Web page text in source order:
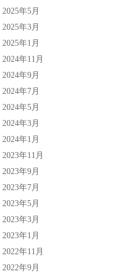
2025年5月
2025年3月
2025年1月
2024年11月
2024年9月
2024年7月
2024年5月
2024年3月
2024年1月
2023年11月
2023年9月
2023年7月
2023年5月
2023年3月
2023年1月
2022年11月
2022年9月